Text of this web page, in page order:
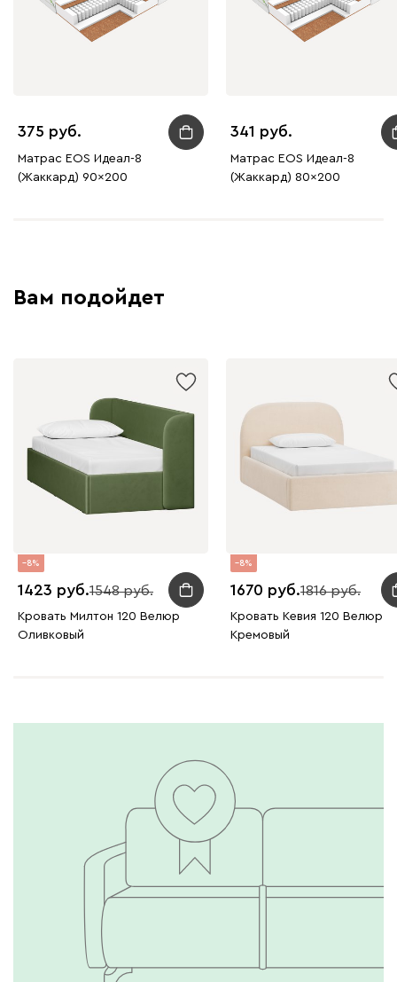
375
Матрас EOS Идеал-8
(Жаккард) 90x200
341
Матрас EOS Идеал-8
(Жаккард) 80x200
Вам подойдет
8
1423 1548
Кровать Милтон 120 Велюр
Оливковый
8
1670 1816
Кровать Кевия 120 Велюр
Кремовый